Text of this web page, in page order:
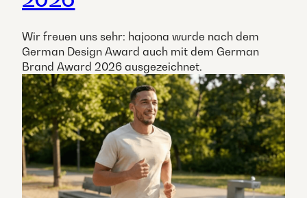
Wir freuen uns sehr: hajoona wurde nach dem
German Design Award auch mit dem German
Brand Award 2026 ausgezeichnet.